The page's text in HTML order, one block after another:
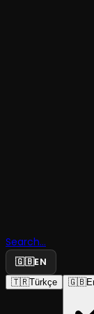
Search...
🇬🇧EN
🇹🇷Türkçe 🇬🇧